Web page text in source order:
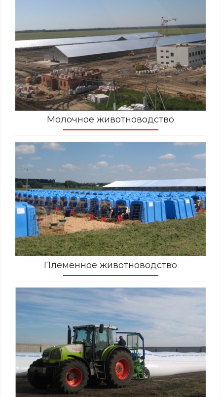
Молочное животноводство
Племенное животноводство